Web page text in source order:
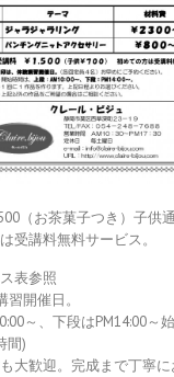
（お茶菓子つき）子供
受講料無料サービス。
表参照
開催日。
～、下段はPM14:00～
間)
大歓迎。完成まで丁寧に